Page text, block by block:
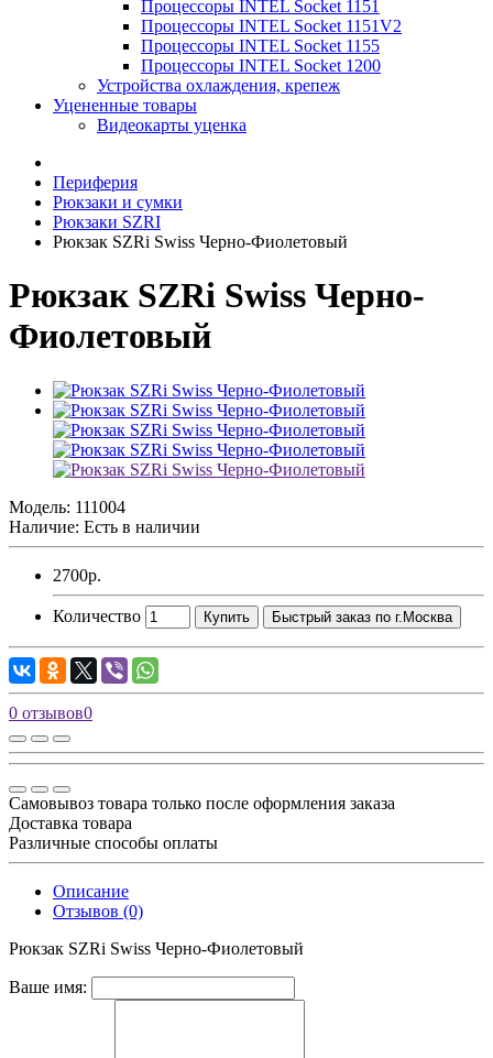
Процессоры INTEL Socket 1151
Процессоры INTEL Socket 1151V2
Процессоры INTEL Socket 1155
Процессоры INTEL Socket 1200
Устройства охлаждения, крепеж
Уцененные товары
Видеокарты уценка
Периферия
Рюкзаки и сумки
Рюкзаки SZRI
Рюкзак SZRi Swiss Черно-Фиолетовый
Рюкзак SZRi Swiss Черно-
Фиолетовый
Модель: 111004
Наличие: Есть в наличии
2700р.
Количество Купить Быстрый заказ по г.Москва
0 отзывов0
Самовывоз товара только после оформления заказа
Доставка товара
Различные способы оплаты
Описание
Отзывов (0)
Рюкзак SZRi Swiss Черно-Фиолетовый
Ваше имя: